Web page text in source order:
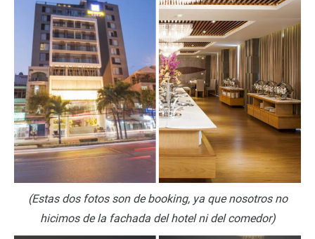
(Estas dos fotos son de booking, ya que nosotros no
hicimos de la fachada del hotel ni del comedor)